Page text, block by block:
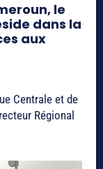
le
dans la
aux
Centrale et de
Régional